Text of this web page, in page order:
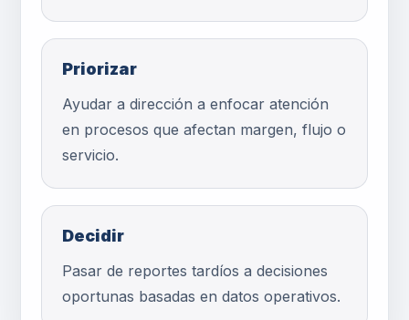
Priorizar
Ayudar a dirección a enfocar atención
en procesos que afectan margen, flujo o
servicio.
Decidir
Pasar de reportes tardíos a decisiones
oportunas basadas en datos operativos.